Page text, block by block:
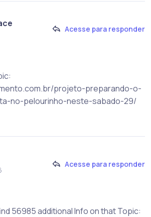
Acesse para responder
projeto-preparando-o-
no-pelourinho-neste-sabado-29/
Acesse para responder
56985 additional Info on that Topic: